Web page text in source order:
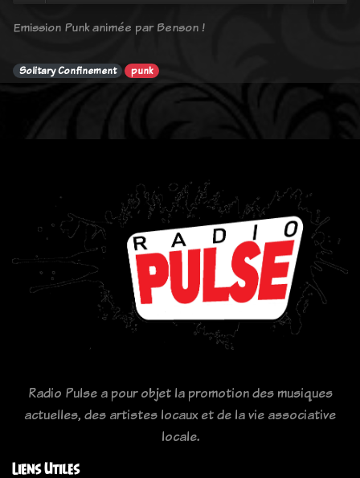
Emission Punk animée par Benson !
Solitary Confinement punk
Radio Pulse a pour objet la promotion des musiques
actuelles, des artistes locaux et de la vie associative
locale.
Liens Utiles